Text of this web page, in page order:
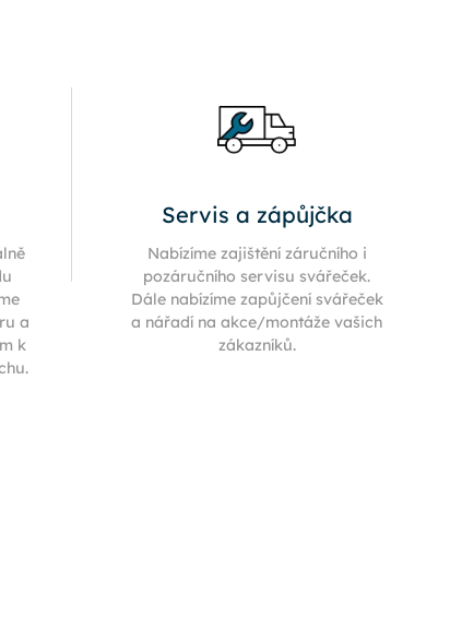
a
k
Servis a zápůjčka
Nabízíme zajištění záručního i
pozáručního servisu svářeček.
Dále nabízíme zapůjčení svářeček
a nářadí na akce/montáže vašich
zákazníků.